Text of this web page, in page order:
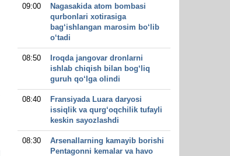
09:00
Nagasakida atom bombasi
qurbonlari xotirasiga
bag‘ishlangan marosim bo‘lib
o‘tadi
08:50
Iroqda jangovar dronlarni
ishlab chiqish bilan bog‘liq
guruh qo‘lga olindi
08:40
Fransiyada Luara daryosi
issiqlik va qurg‘oqchilik tufayli
keskin sayozlashdi
08:30
Arsenallarning kamayib borishi
Pentagonni kemalar va havo